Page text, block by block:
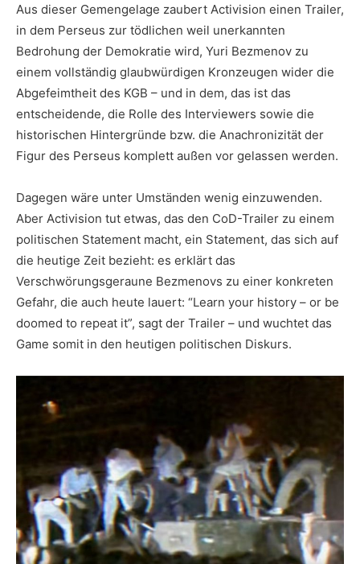
Aus dieser Gemengelage zaubert Activision einen Trailer,
in dem Perseus zur tödlichen weil unerkannten
Bedrohung der Demokratie wird, Yuri Bezmenov zu
einem vollständig glaubwürdigen Kronzeugen wider die
Abgefeimtheit des KGB – und in dem, das ist das
entscheidende, die Rolle des Interviewers sowie die
historischen Hintergründe bzw. die Anachronizität der
Figur des Perseus komplett außen vor gelassen werden.
Dagegen wäre unter Umständen wenig einzuwenden.
Aber Activision tut etwas, das den CoD-Trailer zu einem
politischen Statement macht, ein Statement, das sich auf
die heutige Zeit bezieht: es erklärt das
Verschwörungsgeraune Bezmenovs zu einer konkreten
Gefahr, die auch heute lauert: “Learn your history – or be
doomed to repeat it”, sagt der Trailer – und wuchtet das
Game somit in den heutigen politischen Diskurs.